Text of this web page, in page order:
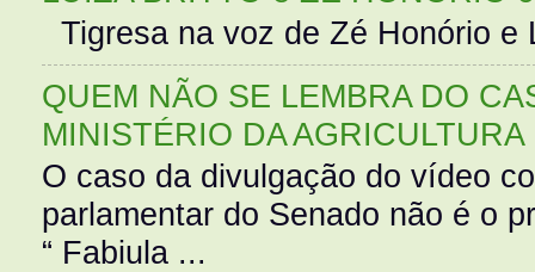
Tigresa na voz de Zé Honório
QUEM NÃO SE LEMBRA DO
MINISTÉRIO DA AGRICULTURA
O caso da divulgação do vídeo
parlamentar do Senado não é o
“ Fabiula ...